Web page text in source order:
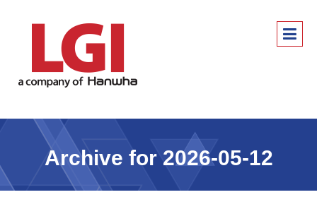
Archive for 2026-05-12